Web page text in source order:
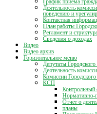
График приёма
Деятельность
поведению и
Контактная
План работы
Регламент и
Сведения о доходах
Видео
Видео архив
Горизонтальное меню
Депутаты Городского
Деятельность
Комиссии Городского
КСП
Контрольный
Нормативно-
Отчет о
планы